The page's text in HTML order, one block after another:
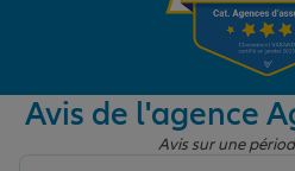
Garantie des accidents de la
Assurance scolaire
Avis de l'agence
Avis sur une